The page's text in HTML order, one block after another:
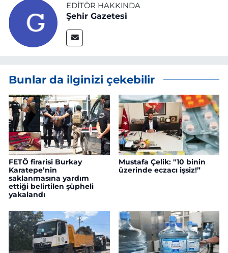
EDITÖR HAKKINDA
Şehir Gazetesi
Bunlar da ilginizi çekebilir
FETÖ firarisi Burkay
Karatepe’nin
saklanmasına yardım
ettiği belirtilen şüpheli
yakalandı
Mustafa Çelik: "10 binin
üzerinde eczacı işsiz!”